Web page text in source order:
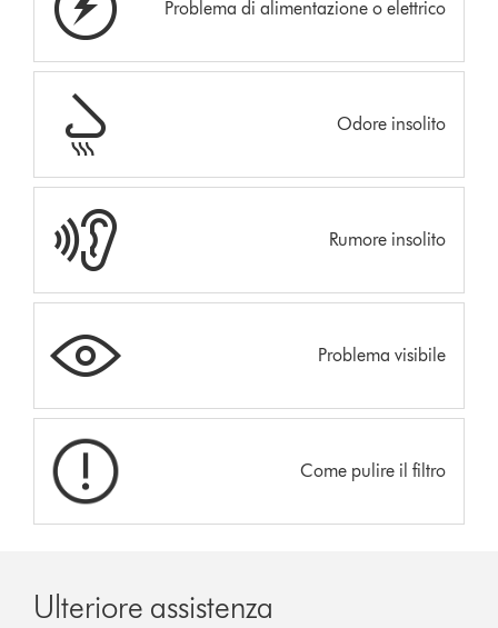
Problema di alimentazione o elettrico
Odore insolito
Rumore insolito
Problema visibile
Come pulire il filtro
Ulteriore assistenza